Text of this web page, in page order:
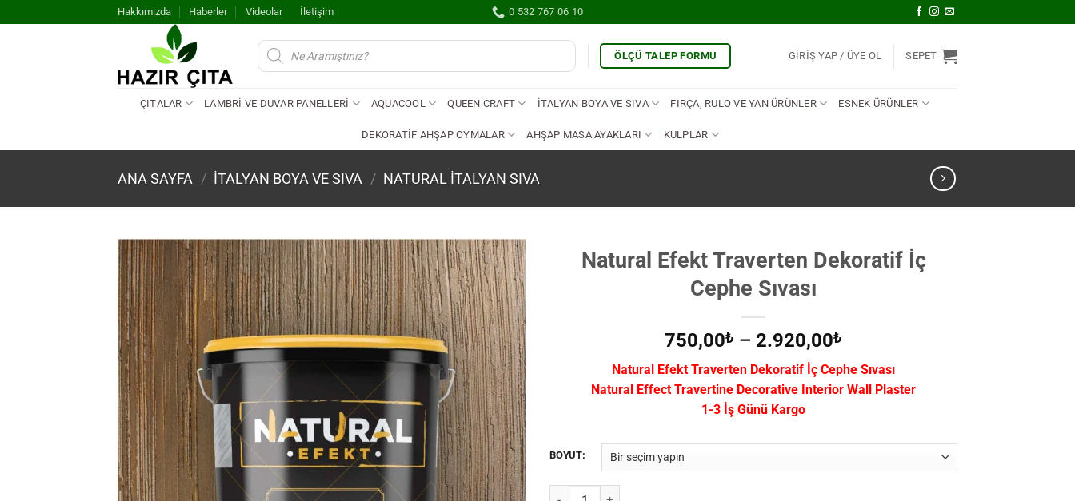
atla
Hakkımızda Haberler Videolar İletişim 0 532 767 06 10
Products
search
ÖLÇÜ TALEP FORMU GIRIŞ YAP SEPET
ÇITALAR LAMBRİ VE DUVAR PANELLERİ AQUACOOL QUEEN CRAFT İTALYAN BOYA VE SIVA FIRÇA, RULO VE YAN ÜRÜNLER ESNEK ÜRÜNLER
DEKORATİF AHŞAP OYMALAR AHŞAP MASA AYAKLARI KULPLAR
ANA SAYFA / İTALYAN BOYA VE SIVA / NATURAL İTALYAN SIVA
İstek
Listene
Ekle
Natural Efekt Traverten Dekoratif İç
Cephe Sıvası
750,00₺ – 2.920,00₺
aralığı:
750,00₺
-
Natural Efekt Traverten Dekoratif İç Cephe Sıvası
Natural Effect Travertine Decorative Interior Wall Plaster
1-3 İş Günü Kargo
BOYUT:
Natural Efekt Traverten Dekoratif İç Cephe Sıvası adet